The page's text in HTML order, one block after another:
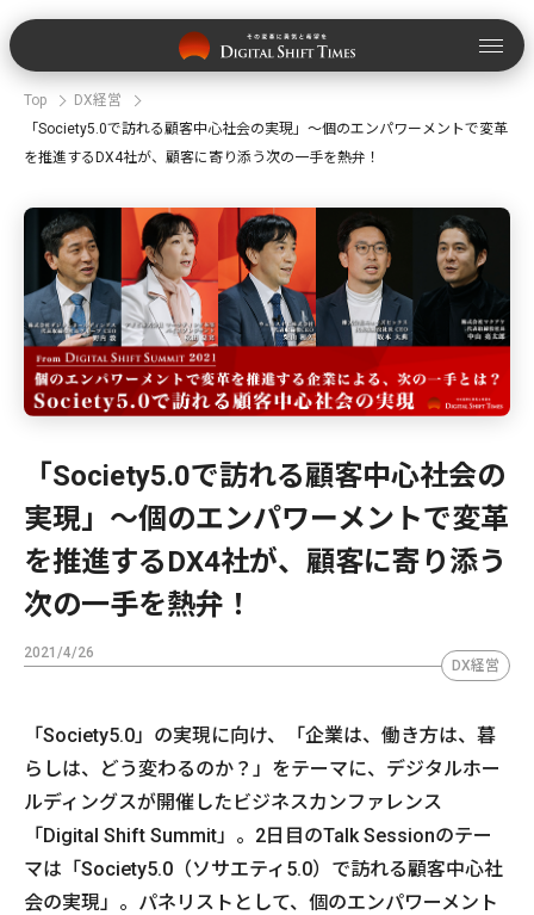
Top
DX経営
「Society5.0で訪れる顧客中心社会の実現」～個のエンパワーメントで変革
を推進するDX4社が、顧客に寄り添う次の一手を熱弁！
「Society5.0で訪れる顧客中心社会の
実現」～個のエンパワーメントで変革
を推進するDX4社が、顧客に寄り添う
次の一手を熱弁！
2021/4/26
DX経営
「Society5.0」の実現に向け、「企業は、働き方は、暮
らしは、どう変わるのか？」をテーマに、デジタルホー
ルディングスが開催したビジネスカンファレンス
「Digital Shift Summit」。2日目のTalk Sessionのテー
マは「Society5.0（ソサエティ5.0）で訪れる顧客中心社
会の実現」。パネリストとして、個のエンパワーメント